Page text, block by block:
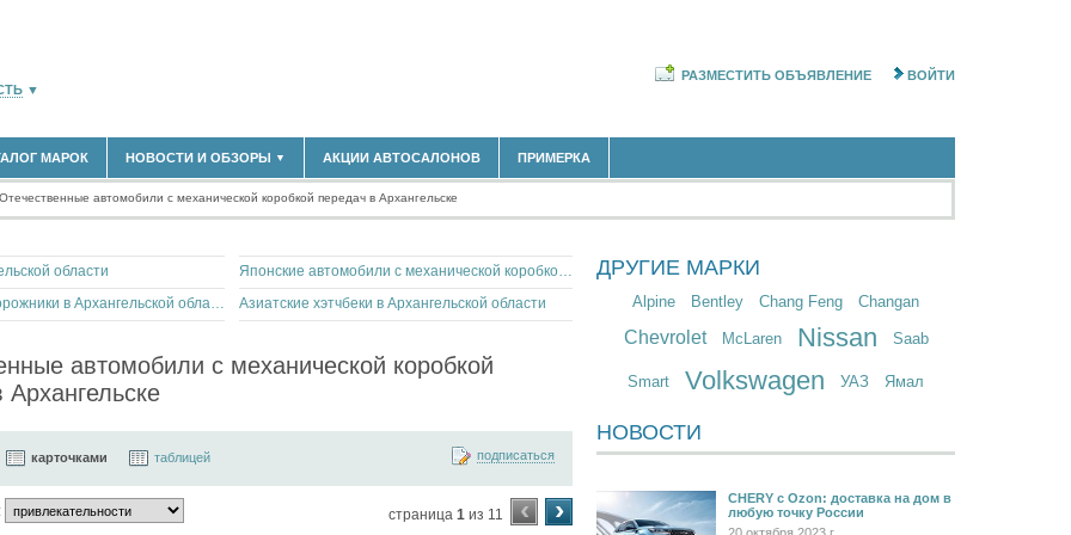
▼
(14304)
РАЗМЕСТИТЬ ОБЪЯВЛЕНИЕ ВОЙТИ
МАРОК НОВОСТИ И ОБЗОРЫ ▼
НОВОСТИ РЫНКА
МАТЕРИАЛЫ ПАРТНЕРОВ
ВЫСТАВКИ И АВТОСАЛОНЫ
АКЦИИ АВТОСАЛОНОВ ПРИМЕРКА
Отечественные автомобили с механической коробкой передач в Архангельске
области
Японские автомобили с механической коробкой передач в Архангельской области
Иномарки вседорожники в Архангельской области
Азиатские хэтчбеки в Архангельской области
автомобили с механической коробкой
Архангельске
карточками таблицей подписаться
страница 1 из 11 ‹ ›
ДРУГИЕ МАРКИ
Alpine Bentley Chang Feng Changan
Chevrolet McLaren Nissan Saab
Smart Volkswagen УАЗ Ямал
НОВОСТИ
CHERY c Ozon: доставка на дом в
любую точку России